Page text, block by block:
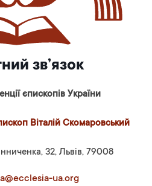
зв’язок
єпископів України
Віталій Скомаровський
32, Львів, 79008
ua.org